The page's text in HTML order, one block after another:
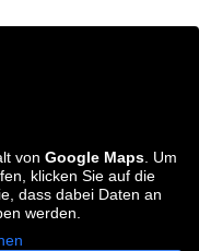
von Google Maps . Um
klicken Sie auf die
dass dabei Daten an
werden.